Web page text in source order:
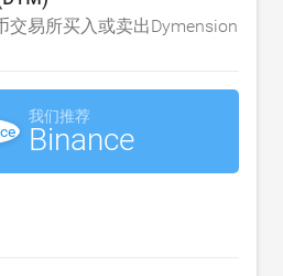
交易所买入或卖出Dymension
我们推荐
Binance